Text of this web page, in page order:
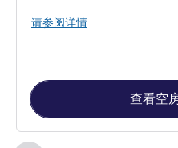
请参阅详情
查看空